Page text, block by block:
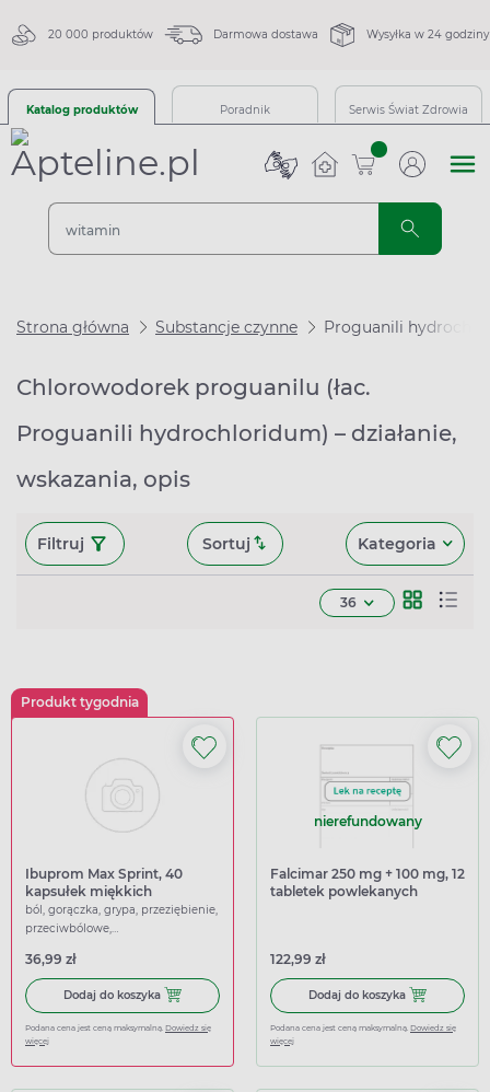
20 000 produktów Darmowa dostawa Wysyłka w 24 godziny
Katalog produktów Poradnik Serwis Świat Zdrowia
sztuk
Strona główna Substancje czynne Proguanili
Chlorowodorek proguanilu (łac.
Proguanili hydrochloridum) – działanie,
wskazania, opis
Filtruj Sortuj Kategoria
36
Produkt tygodnia
Ibuprom Max Sprint, 40
kapsułek miękkich
ból, gorączka, grypa, przeziębienie,
przeciwbólowe,
36,99 zł
Dodaj do koszyka Dodaj do koszyka Ibuprom Max Sprint, 40 kapsułek
Podana cena jest ceną maksymalną. Dowiedz się
więcej
nierefundowany
Falcimar 250 mg + 100 mg, 12
tabletek powlekanych
122,99 zł
Dodaj do koszyka Dodaj do
Podana cena jest ceną maksymalną. Dowiedz się
więcej